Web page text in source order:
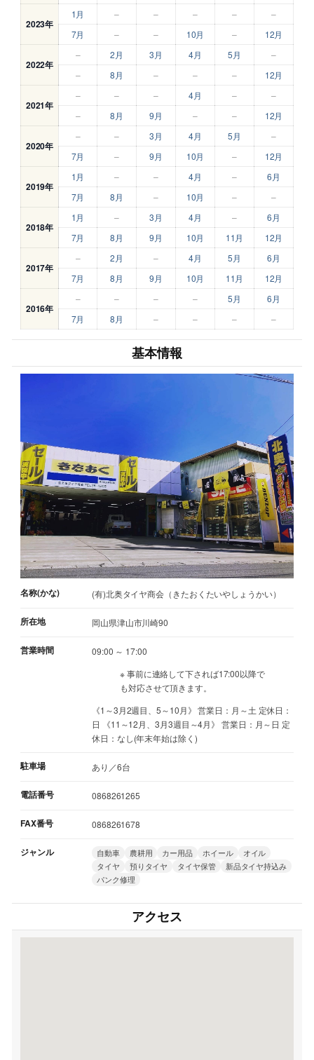
2023年
1月 – – – –
–
7月
– – 10月 – 12月
2022年
– 2月 3月 4月 5月
–
–
8月 – – – 12月
2021年
– – – 4月 –
–
–
8月 9月 – – 12月
2020年
– – 3月 4月 5月
–
7月
– 9月 10月 – 12月
2019年
1月 – – 4月 –
6月
7月
8月 – 10月 – –
2018年
1月 – 3月 4月 –
6月
7月
8月 9月 10月 11月 12月
2017年
– 2月 – 4月 5月
6月
7月
8月 9月 10月 11月 12月
2016年
– – – – 5月
6月
7月
8月 – – – –
基本情報
名称(かな) (有)北奥タイヤ商会（きたおくたいやしょうかい）
所在地 岡山県津山市川崎90
営業時間
09:00 ～ 17:00
※ 事前に連絡して下されば17:00以降で
も対応させて頂きます。
《1～3月2週目、5～10月》 営業日：月～土 定休日：
日 《11～12月、3月3週目～4月》 営業日：月～日 定
休日：なし(年末年始は除く)
駐車場 あり／6台
電話番号 0868261265
FAX番号 0868261678
ジャンル 自動車 農耕用 カー用品 ホイール
オイル
タイヤ
預りタイヤ タイヤ保管
新品タイヤ持込み
パンク修理
アクセス